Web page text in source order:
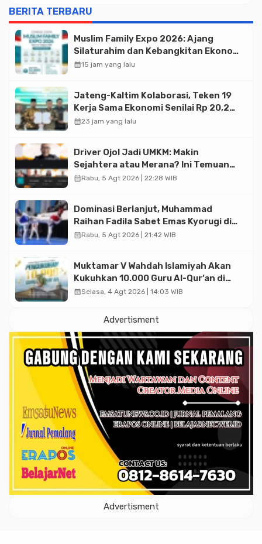
BERITA TERBARU
Muslim Family Expo 2026: Ajang
Silaturahim dan Kebangkitan Ekonomi
Halal di Jakarta
calendar_month15 jam yang lalu
Jateng-Kaltim Kolaborasi, Teken 19
Kerja Sama Ekonomi Senilai Rp 20,2
Triliun
calendar_month23 jam yang lalu
Driver Ojol Jadi UMKM: Makin
Sejahtera atau Merana? Ini Temuan
Diskusi Paramadina
calendar_monthRabu, 5 Agt 2026 | 22:28 WIB
Dominasi Berlanjut, Muhammad
Raihan Fadila Sabet Emas Kyorugi di
Asian Taekwondo Indonesia Open
calendar_monthRabu, 5 Agt 2026 | 21:42 WIB
Muktamar V Wahdah Islamiyah Akan
Kukuhkan 10.000 Guru Al-Qur’an di
Masjid Istiqlal
calendar_monthSelasa, 4 Agt 2026 | 14:03 WIB
Advertisment
Advertisment